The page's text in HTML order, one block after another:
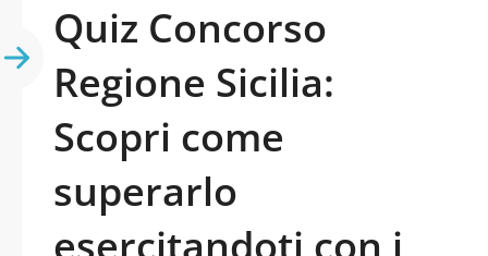
Quiz Concorso
Regione Sicilia:
Scopri come
superarlo